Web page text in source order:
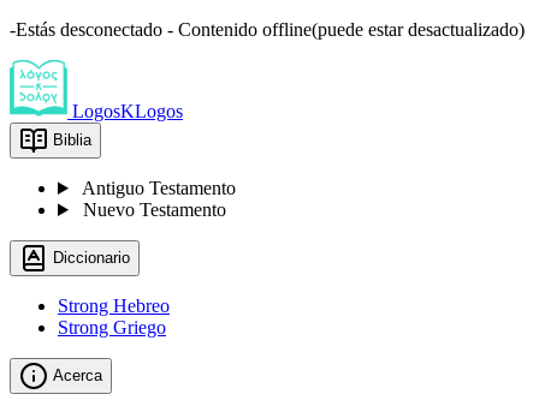
-Estás desconectado - Contenido offline(puede estar desactualizado)
LogosKLogos
Biblia
Antiguo Testamento
Nuevo Testamento
Diccionario
Strong Hebreo
Strong Griego
Acerca